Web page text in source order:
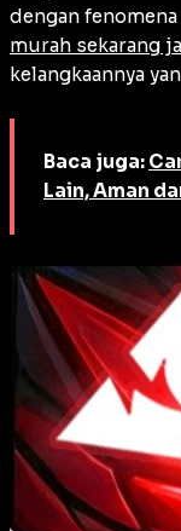
dengan
murah sekarang
kelangkaannya
Baca juga:
Lain, Aman